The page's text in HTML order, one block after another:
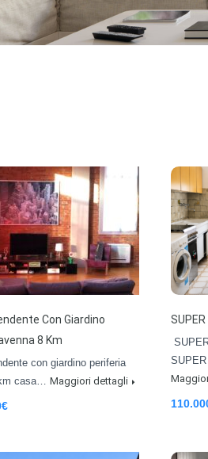
Con Giardino
8 Km
con giardino periferia
casa… Maggiori dettagli
SUPER